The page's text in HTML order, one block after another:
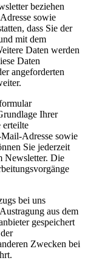
beziehen
sowie
dass Sie der
mit dem
Daten werden
Daten
angeforderten
Ihrer
Adresse sowie
Sie jederzeit
Newsletter. Die
bei uns
aus dem
gespeichert
Zwecken bei